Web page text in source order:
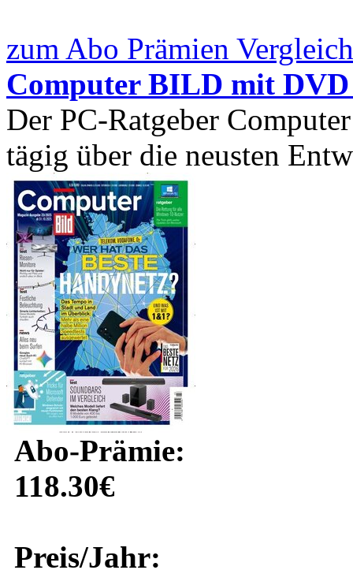
zum Abo Prämien
Computer BILD mit
Der PC-Ratgeber
tägig über die neusten
Abo-Prämie:
118.30€
Preis/Jahr: